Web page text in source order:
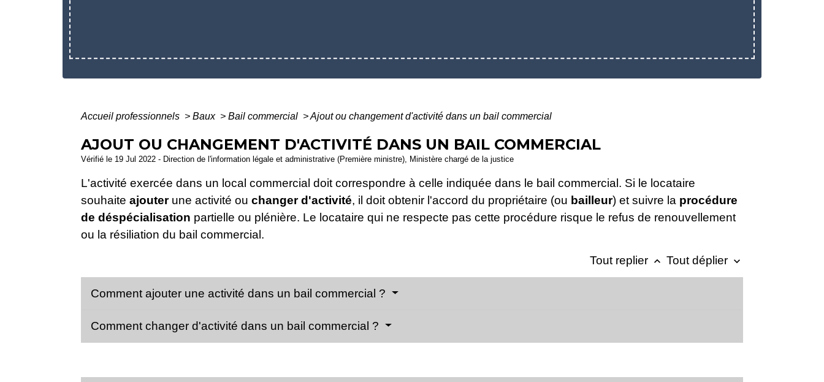
Accueil professionnels > Baux > Bail commercial >Ajout ou changement d'activité dans un bail commercial
AJOUT OU CHANGEMENT D'ACTIVITÉ DANS UN BAIL COMMERCIAL
Vérifié le 19 Jul 2022 - Direction de l'information légale et administrative (Première ministre), Ministère chargé de la justice
L'activité exercée dans un local commercial doit correspondre à celle indiquée dans le bail commercial. Si le locataire
souhaite ajouterune activité ou changerd'activité, il doit obtenir l'accord du propriétaire (ou bailleur) et suivre la procédure
de déspécialisation partielle ou plénière. Le locataire qui ne respecte pas cette procédure risque le refus de renouvellement
ou la résiliation du bail commercial.
Tout replier keyboard_arrow_up Tout déplier keyboard_arrow_down
Comment ajouter une activité dans un bail commercial ?
Comment changer d'activité dans un bail commercial ?